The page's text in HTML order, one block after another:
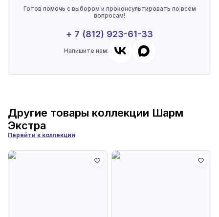
Готов помочь с выбором и проконсультировать по всем
вопросам!
+ 7 (812) 923-61-33
Напишите нам:
Другие товары коллекции Шарм
Экстра
Перейти к коллекции